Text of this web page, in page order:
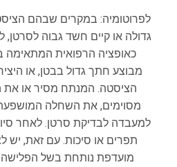
לפרוטומיה: במקרים שבהם
גדולה או קיים חשד גבוה לסרטן,
כאופציה הרפואית המתאימה
מבוצע חתך גדול בבטן, או
הציסטה. המנתח מסיר או את
מסוימים, את השחלה
למעבדה לבדיקת סרטן. לאחר
תפרים או סיכות. עם זאת, יש
מועדפת נותחת בשל הפלישה